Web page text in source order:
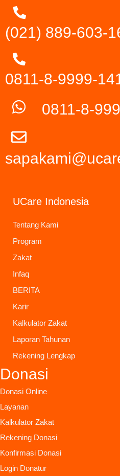
(021) 889-603-
0811-8-9999-
0811-8-
UCare Indonesia
Tentang Kami
Program
Zakat
Infaq
BERITA
Karir
Kalkulator Zakat
Laporan Tahunan
Rekening Lengkap
Donasi
Donasi Online
Layanan
Kalkulator Zakat
Rekening Donasi
Konfirmasi Donasi
Login Donatur